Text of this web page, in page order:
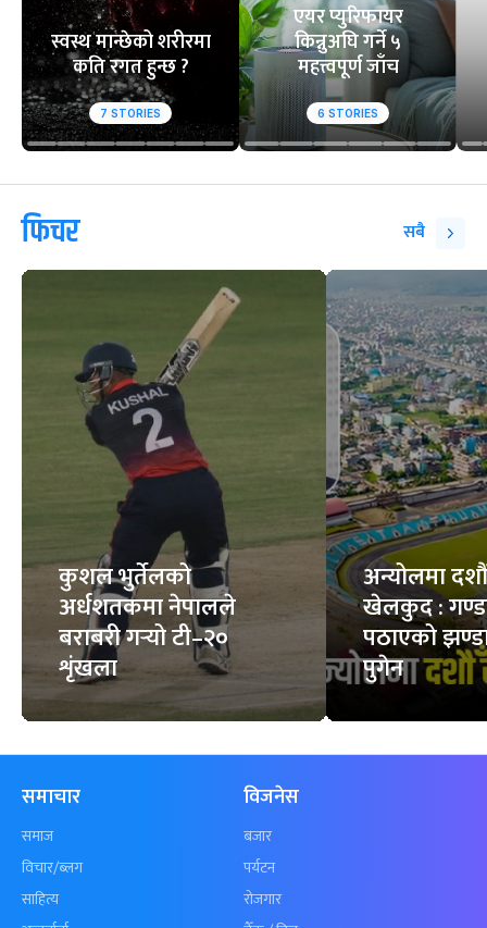
स्वस्थ मान्छेको शरीरमा
कति रगत हुन्छ ?
7 STORIES
एयर प्युरिफायर
किन्नुअघि गर्ने ५
महत्त्वपूर्ण जाँच
6 STORIES
फिचर सबै
कुशल भुर्तेलको
अर्धशतकमा नेपालले
बराबरी गर्‍यो टी–२०
शृंखला
अन्योलमा दशौँ
खेलकुद :
पठाएको
पुगेन
समाचार
समाज
विचार/ब्लग
साहित्य
विजनेस
बजार
पर्यटन
रोजगार